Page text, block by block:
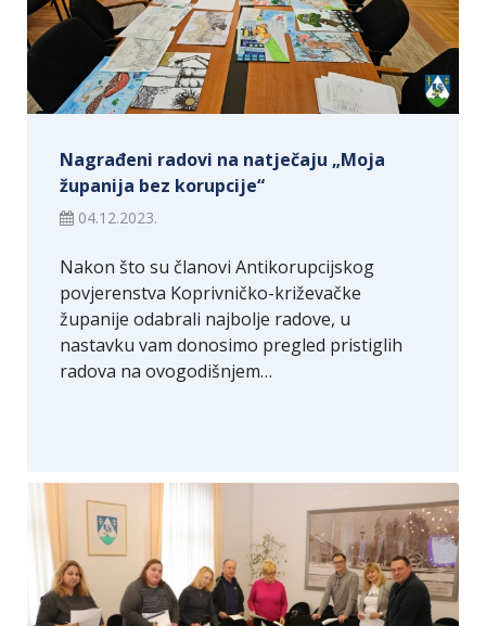
Nagrađeni radovi na natječaju „Moja
županija bez korupcije“
04.12.2023.
Nakon što su članovi Antikorupcijskog
povjerenstva Koprivničko-križevačke
županije odabrali najbolje radove, u
nastavku vam donosimo pregled pristiglih
radova na ovogodišnjem…